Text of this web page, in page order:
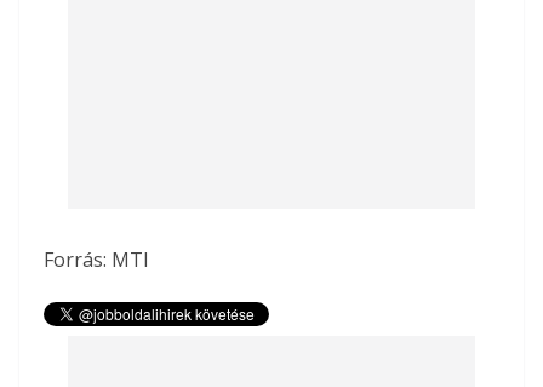
Forrás: MTI